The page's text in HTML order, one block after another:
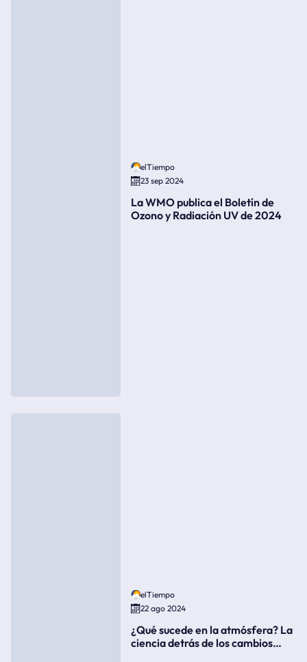
elTiempo
23 sep 2024
La WMO publica el Boletín de
Ozono y Radiación UV de 2024
elTiempo
22 ago 2024
¿Qué sucede en la atmósfera? La
ciencia detrás de los cambios